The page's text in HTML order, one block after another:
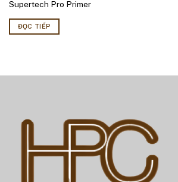
Supertech Pro Primer
ĐỌC TIẾP